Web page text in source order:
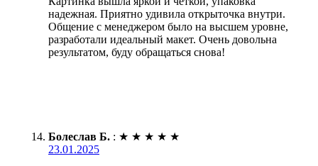
надежная. Приятно удивила открыточка внутри.
Общение с менеджером было на высшем уровне,
разработали идеальный макет. Очень довольна
результатом, буду обращаться снова!
Болеслав Б. : ★ ★ ★ ★ ★
23.01.2025